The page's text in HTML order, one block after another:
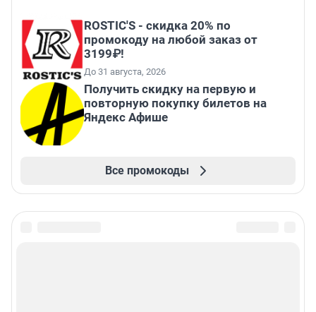
ROSTIC'S - скидка 20% по
промокоду на любой заказ от
3199₽!
До 31 августа, 2026
Получить скидку на первую и
повторную покупку билетов на
Яндекс Афише
Все промокоды